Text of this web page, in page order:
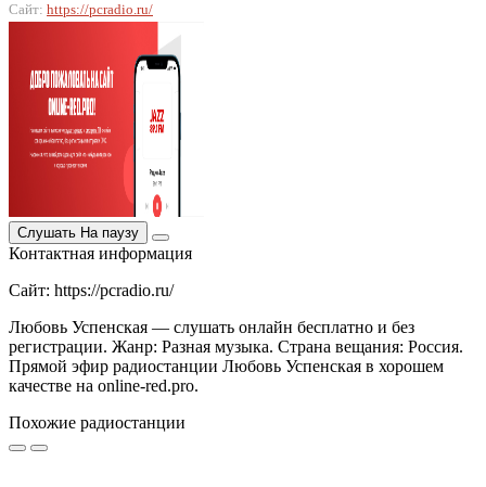
Сайт: https://pcradio.ru/
Слушать На паузу
Контактная информация
Сайт: https://pcradio.ru/
Любовь Успенская — слушать онлайн бесплатно и без
регистрации. Жанр: Разная музыка. Страна вещания: Россия.
Прямой эфир радиостанции Любовь Успенская в хорошем
качестве на online-red.pro.
Похожие радиостанции